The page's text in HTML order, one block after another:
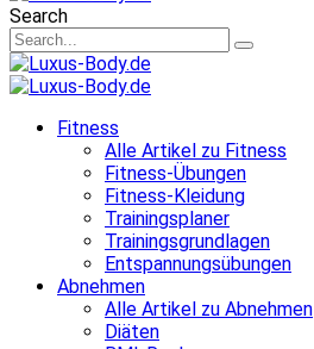
Search
Fitness
Alle Artikel zu Fitness
Fitness-Übungen
Fitness-Kleidung
Trainingsplaner
Trainingsgrundlagen
Entspannungsübungen
Abnehmen
Alle Artikel zu Abnehmen
Diäten